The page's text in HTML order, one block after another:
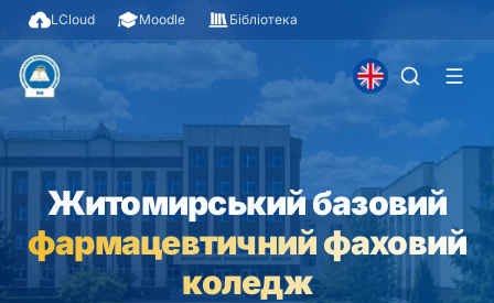
LCloud Moodle Бібліотека
Житомирський базовий
фармацевтичний фаховий
коледж